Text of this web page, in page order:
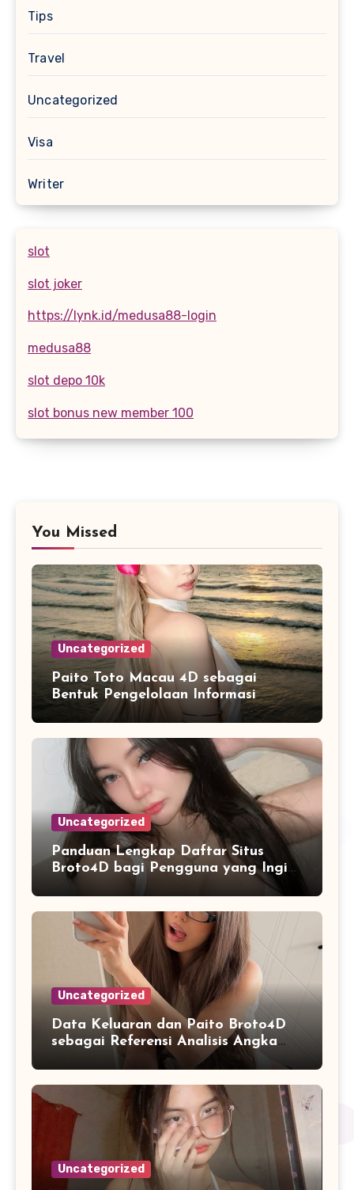
Tips
Travel
Uncategorized
Visa
Writer
slot
slot joker
https://lynk.id/medusa88-login
medusa88
slot depo 10k
slot bonus new member 100
You Missed
Uncategorized
Paito Toto Macau 4D sebagai
Bentuk Pengelolaan Informasi
Digital yang Lebih Terstruktur
Uncategorized
Panduan Lengkap Daftar Situs
Broto4D bagi Pengguna yang Ingin
Mengenal Fitur dan Layanan
Uncategorized
Data Keluaran dan Paito Broto4D
sebagai Referensi Analisis Angka
Masa Kini
Uncategorized